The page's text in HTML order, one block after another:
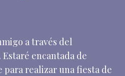
a través del
encantada de
para realizar una fiesta de